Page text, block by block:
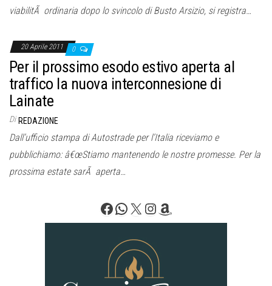
viabilitÃ ordinaria dopo lo svincolo di Busto Arsizio, si registra…
20 Aprile 2011 0
Per il prossimo esodo estivo aperta al
traffico la nuova interconnesione di
Lainate
Di REDAZIONE
Dall’ufficio stampa di Autostrade per l’Italia riceviamo e
pubblichiamo: â€œStiamo mantenendo le nostre promesse. Per la
prossima estate sarÃ aperta…
Facebook
WhatsApp
X Instagram
Amazon